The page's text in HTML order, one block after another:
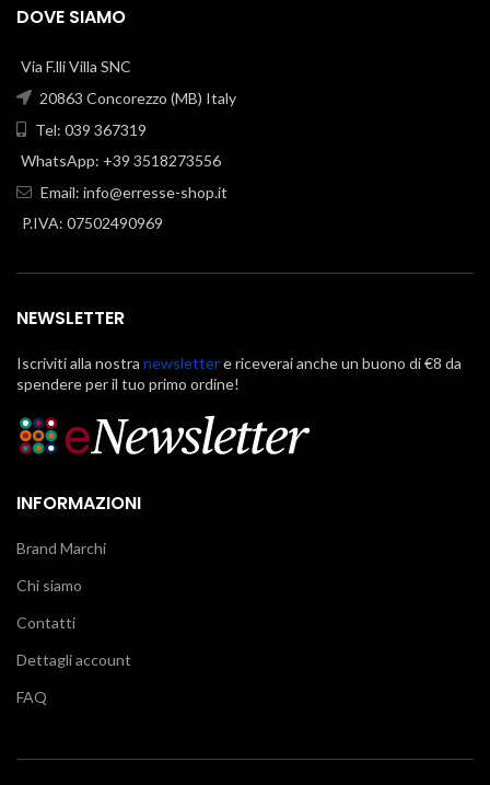
DOVE SIAMO
Via F.lli Villa SNC
20863 Concorezzo (MB) Italy
Tel: 039 367319
WhatsApp: +39 3518273556
Email: info@erresse-shop.it
P.IVA: 07502490969
NEWSLETTER
Iscriviti alla nostra newslettere riceverai anche un buono di €8 da
spendere per il tuo primo ordine!
INFORMAZIONI
Brand Marchi
Chi siamo
Contatti
Dettagli account
FAQ